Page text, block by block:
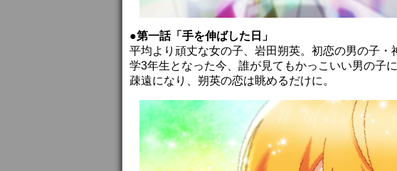
●第一話「手を伸ばした日」
平均より頑丈な女の子、岩田朔英。初恋の男の子
学3年生となった今、誰が見てもかっこいい男の子
疎遠になり、朔英の恋は眺めるだけに。